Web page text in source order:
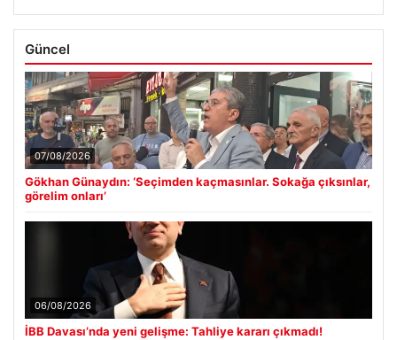
Güncel
07/08/2026
Gökhan Günaydın: ‘Seçimden kaçmasınlar. Sokağa çıksınlar,
görelim onları’
06/08/2026
İBB Davası’nda yeni gelişme: Tahliye kararı çıkmadı!